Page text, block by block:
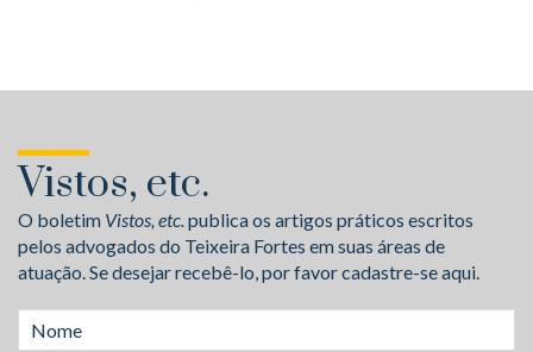
Vistos, etc.
O boletim Vistos, etc.publica os artigos práticos escritos
pelos advogados do Teixeira Fortes em suas áreas de
atuação. Se desejar recebê-lo, por favor cadastre-se aqui.